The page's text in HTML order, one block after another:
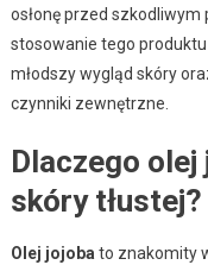
osłonę przed szkodliwym
stosowanie tego
młodszy wygląd skóry
czynniki zewnętrzne.
Dlaczego
skóry tłustej?
Olej jojoba to znakomity